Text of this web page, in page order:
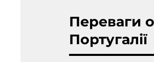
Переваги
Португалії